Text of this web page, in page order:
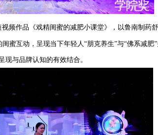
频作品《戏精闺蜜的减肥小课堂》，以鲁南制药
蜜互动，呈现当下年轻人“朋克养生”与“佛系减
现与品牌认知的有效结合。